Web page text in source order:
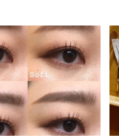
までネットオーダー
底解説